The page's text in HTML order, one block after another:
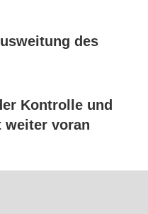
des
Kontrolle und
weiter voran